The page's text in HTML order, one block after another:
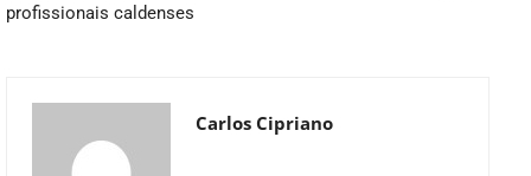
profissionais caldenses
Carlos Cipriano